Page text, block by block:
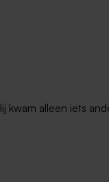
alleen iets